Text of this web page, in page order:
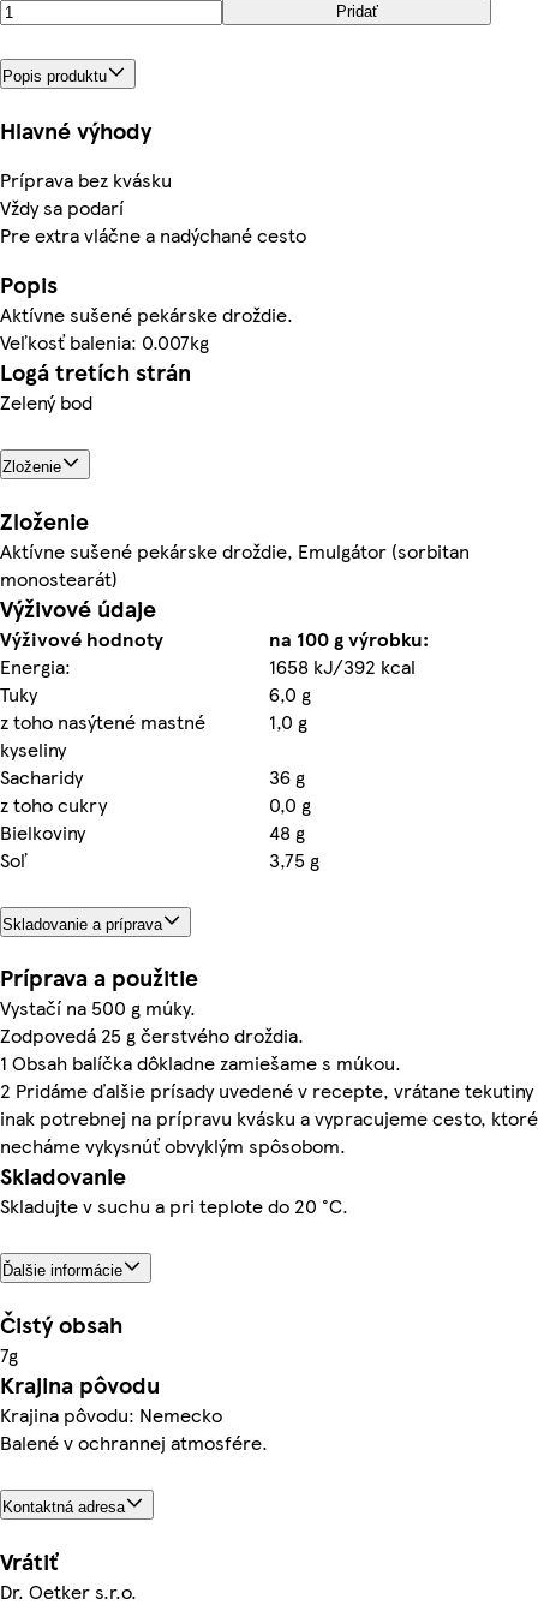
Pridať
Popis produktu
Hlavné výhody
Príprava bez kvásku
Vždy sa podarí
Pre extra vláčne a nadýchané cesto
Popis
Aktívne sušené pekárske droždie.
Veľkosť balenia: 0.007kg
Logá tretích strán
Zelený bod
Zloženie
Zloženie
Aktívne sušené pekárske droždie, Emulgátor (sorbitan
monostearát)
Výživové údaje
Výživové hodnoty
na 100 g výrobku:
Energia:
1658 kJ/392 kcal
Tuky
6,0 g
z toho nasýtené mastné
kyseliny
1,0 g
Sacharidy
36 g
z toho cukry
0,0 g
Bielkoviny
48 g
Soľ
3,75 g
Skladovanie a príprava
Príprava a použitie
Vystačí na 500 g múky.
Zodpovedá 25 g čerstvého droždia.
1 Obsah balíčka dôkladne zamiešame s múkou.
2 Pridáme ďalšie prísady uvedené v recepte, vrátane tekutiny
inak potrebnej na prípravu kvásku a vypracujeme cesto, ktoré
necháme vykysnúť obvyklým spôsobom.
Skladovanie
Skladujte v suchu a pri teplote do 20 °C.
Ďalšie informácie
Čistý obsah
7g
Krajina pôvodu
Krajina pôvodu: Nemecko
Balené v ochrannej atmosfére.
Kontaktná adresa
Vrátiť
Dr. Oetker s.r.o.